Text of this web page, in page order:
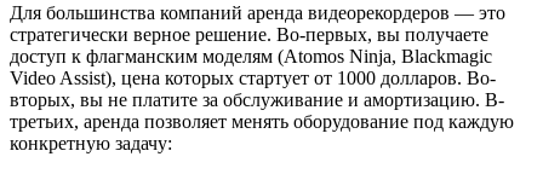
Для большинства компаний аренда видеорекордеров — это
стратегически верное решение. Во-первых, вы получаете
доступ к флагманским моделям (Atomos Ninja, Blackmagic
Video Assist), цена которых стартует от 1000 долларов. Во-
вторых, вы не платите за обслуживание и амортизацию. В-
третьих, аренда позволяет менять оборудование под каждую
конкретную задачу: